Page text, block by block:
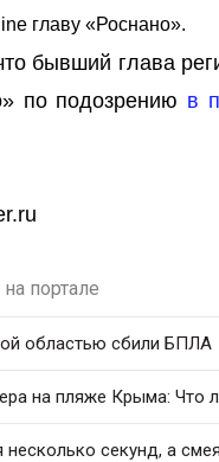
главу «Роснано».
бывший глава
по подозрению в
портале
областью сбили БПЛА
на пляже Крыма: Что
несколько секунд, а